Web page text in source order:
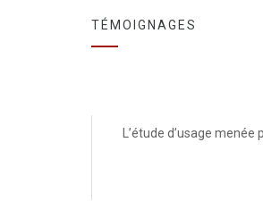
TÉMOIGNAGES
L’étude d’usage